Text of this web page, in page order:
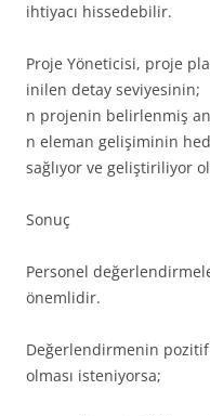
ihtiyacı hissedebilir.
Proje Yöneticisi, proje
inilen detay seviyesinin;
n projenin belirlenmiş
n eleman gelişiminin
sağlıyor ve geliştiriliyor
Sonuç
Personel
önemlidir.
Değerlendirmenin
olması isteniyorsa;